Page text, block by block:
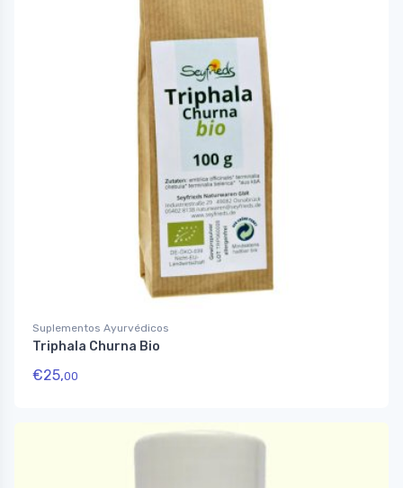
Suplementos Ayurvédicos
Triphala Churna Bio
€25,00